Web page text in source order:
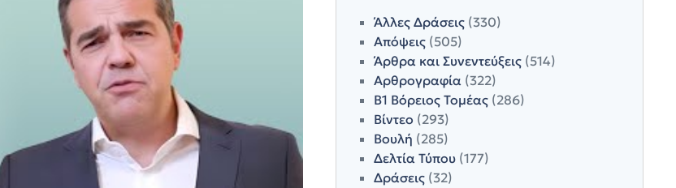
Άλλες Δράσεις(330)
Απόψεις(505)
Άρθρα και Συνεντεύξεις(514)
Αρθρογραφία(322)
Β1 Βόρειος Τομέας(286)
Βίντεο (293)
Βουλή (285)
Δελτία Τύπου(177)
Δράσεις(32)